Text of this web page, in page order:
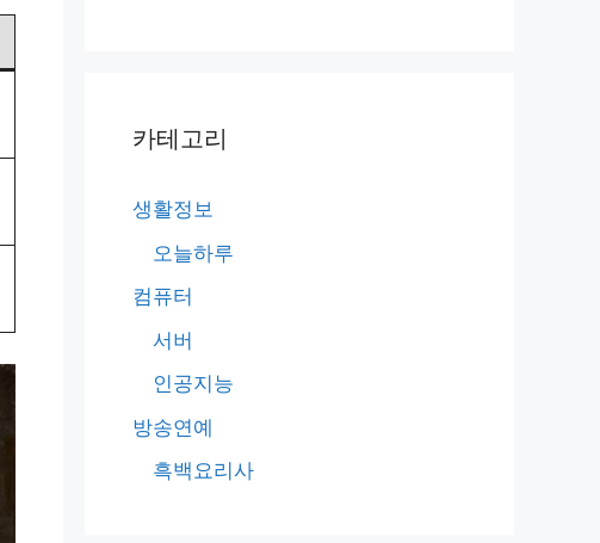
카테고리
생활정보
오늘하루
컴퓨터
서버
인공지능
방송연예
흑백요리사